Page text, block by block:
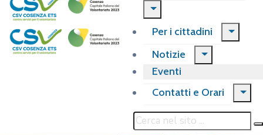
Per i cittadini
Notizie
Eventi
Contatti e Orari